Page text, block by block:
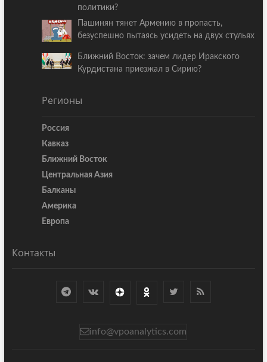
политики?
Пашинян тянет Армению в пропасть,
безуспешно пытаясь усидеть на двух стульях
Ближний Восток: зачем лидер Иракского
Курдистана приезжал в Сирию?
Регионы
Россия
Кавказ
Ближний Восток
Центральная Азия
Балканы
Америка
Европа
Контакты
info@vpoanalytics.com